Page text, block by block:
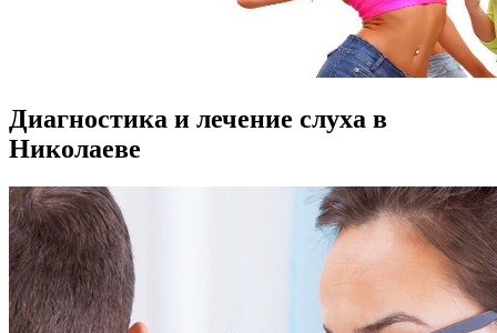
Диагностика и лечение слуха в
Николаеве